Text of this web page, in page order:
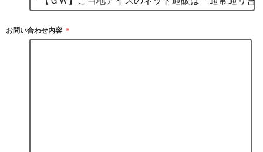
お問い合わせ内容 ＊